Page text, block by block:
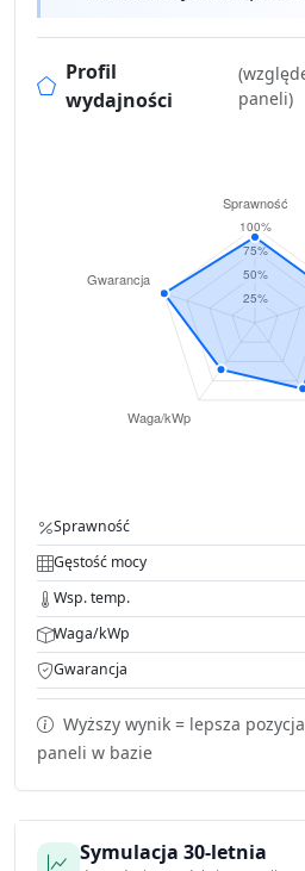
Profil
wydajności
paneli)
Sprawność
Gęstość mocy
Wsp. temp.
Waga/kWp
Gwarancja
Wyższy wynik = lepsza
paneli w bazie
Symulacja 30-letnia